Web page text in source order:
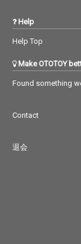
Help
Help Top
Make OTOTOY
Found something
Contact
退会